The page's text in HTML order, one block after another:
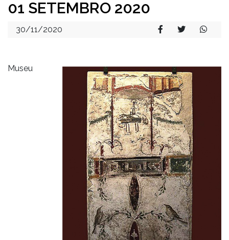
01 SETEMBRO 2020
30/11/2020
Museu